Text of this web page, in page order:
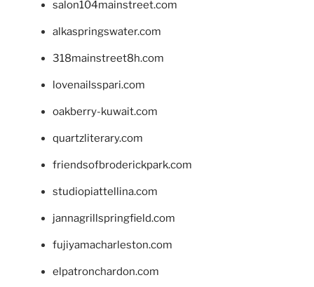
salon104mainstreet.com
alkaspringswater.com
318mainstreet8h.com
lovenailsspari.com
oakberry-kuwait.com
quartzliterary.com
friendsofbroderickpark.com
studiopiattellina.com
jannagrillspringfield.com
fujiyamacharleston.com
elpatronchardon.com